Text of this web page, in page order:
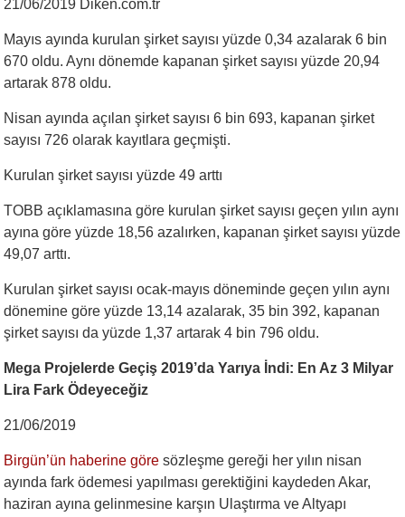
21/06/2019 Diken.com.tr
Mayıs ayında kurulan şirket sayısı yüzde 0,34 azalarak 6 bin
670 oldu. Aynı dönemde kapanan şirket sayısı yüzde 20,94
artarak 878 oldu.
Nisan ayında açılan şirket sayısı 6 bin 693, kapanan şirket
sayısı 726 olarak kayıtlara geçmişti.
Kurulan şirket sayısı yüzde 49 arttı
TOBB açıklamasına göre kurulan şirket sayısı geçen yılın aynı
ayına göre yüzde 18,56 azalırken, kapanan şirket sayısı yüzde
49,07 arttı.
Kurulan şirket sayısı ocak-mayıs döneminde geçen yılın aynı
dönemine göre yüzde 13,14 azalarak, 35 bin 392, kapanan
şirket sayısı da yüzde 1,37 artarak 4 bin 796 oldu.
Mega Projelerde Geçiş 2019’da Yarıya İndi: En Az 3 Milyar
Lira Fark Ödeyeceğiz
21/06/2019
Birgün’ün haberine göre sözleşme gereği her yılın nisan
ayında fark ödemesi yapılması gerektiğini kaydeden Akar,
haziran ayına gelinmesine karşın Ulaştırma ve Altyapı